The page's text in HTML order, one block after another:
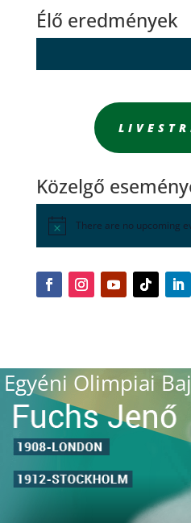
Élő eredmények
Közelgő
There are no upcoming
Egyéni Olimpiai